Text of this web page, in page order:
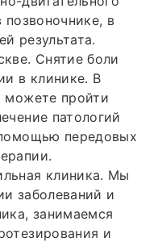
в
результата.
Снятие боли
в клинике. В
можете пройти
патологий
передовых
клиника. Мы
заболеваний и
занимаемся
и